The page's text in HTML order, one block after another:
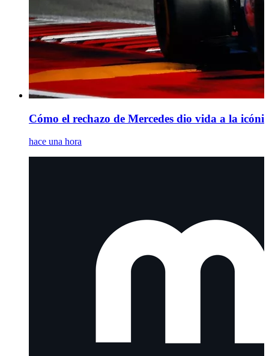
Cómo el rechazo de Mercedes dio vida a la
hace una hora